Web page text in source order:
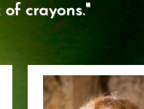
crayons."